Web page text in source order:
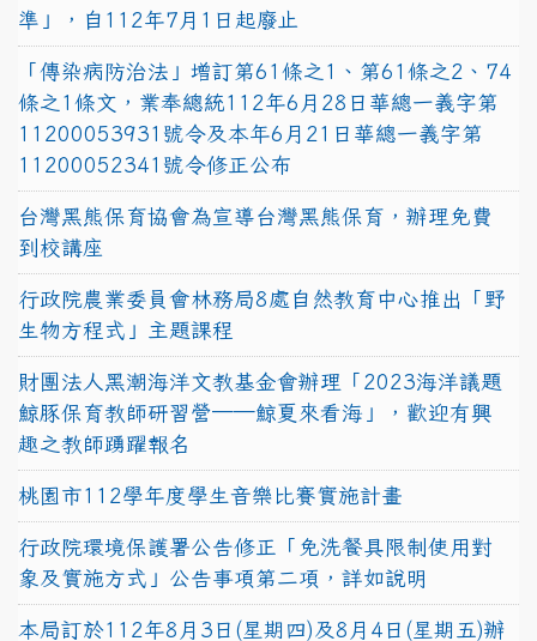
準」，自112年7月1日起廢止
「傳染病防治法」增訂第61條之1、第61條之2、74
條之1條文，業奉總統112年6月28日華總一義字第
11200053931號令及本年6月21日華總一義字第
11200052341號令修正公布
台灣黑熊保育協會為宣導台灣黑熊保育，辦理免費
到校講座
行政院農業委員會林務局8處自然教育中心推出「野
生物方程式」主題課程
財團法人黑潮海洋文教基金會辦理「2023海洋議題
鯨豚保育教師研習營──鯨夏來看海」，歡迎有興
趣之教師踴躍報名
桃園市112學年度學生音樂比賽實施計畫
行政院環境保護署公告修正「免洗餐具限制使用對
象及實施方式」公告事項第二項，詳如說明
本局訂於112年8月3日(星期四)及8月4日(星期五)辦